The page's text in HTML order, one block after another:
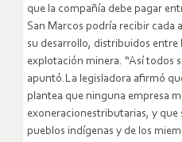
que la compañía debe pagar
San Marcos podría recibir cada
su desarrollo, distribuidos
explotación minera. “Así todos
apuntó.La legisladora afirmó
plantea que ninguna empresa
exoneracionestributarias, y que
pueblos indígenas y de los